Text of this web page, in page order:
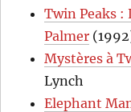
Twin Peaks :
Palmer
Mystères à
Lynch
Elephant